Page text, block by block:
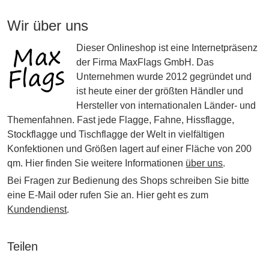
Wir über uns
Dieser Onlineshop ist eine Internetpräsenz
der Firma MaxFlags GmbH. Das
Unternehmen wurde 2012 gegründet und
ist heute einer der größten Händler und
Hersteller von internationalen Länder- und
Themenfahnen. Fast jede Flagge, Fahne, Hissflagge,
Stockflagge und Tischflagge der Welt in vielfältigen
Konfektionen und Größen lagert auf einer Fläche von 200
qm. Hier finden Sie weitere Informationen über uns.
Bei Fragen zur Bedienung des Shops schreiben Sie bitte
eine E-Mail oder rufen Sie an. Hier geht es zum
Kundendienst.
Teilen